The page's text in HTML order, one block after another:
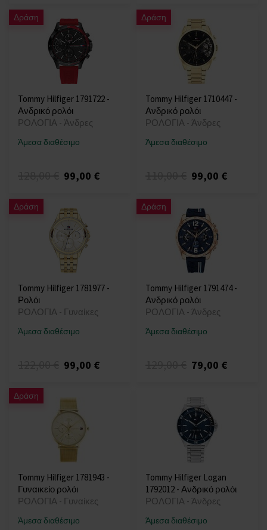
Δράση
Tommy Hilfiger 1791722 -
Ανδρικό ρολόι
ΡΟΛΟΓΙΑ - Άνδρες
Άμεσα διαθέσιμο
99,00 €
Δράση
Tommy Hilfiger 1710447 -
Ανδρικό ρολόι
ΡΟΛΟΓΙΑ - Άνδρες
Άμεσα διαθέσιμο
99,00 €
Δράση
Tommy Hilfiger 1781977 -
Ρολόι
ΡΟΛΟΓΙΑ - Γυναίκες
Άμεσα διαθέσιμο
99,00 €
Δράση
Tommy Hilfiger 1791474 -
Ανδρικό ρολόι
ΡΟΛΟΓΙΑ - Άνδρες
Άμεσα διαθέσιμο
79,00 €
Δράση
Tommy Hilfiger 1781943 -
Γυναικείο ρολόι
ΡΟΛΟΓΙΑ - Γυναίκες
Άμεσα διαθέσιμο
Tommy Hilfiger Logan
1792012 - Ανδρικό ρολόι
ΡΟΛΟΓΙΑ - Άνδρες
Άμεσα διαθέσιμο